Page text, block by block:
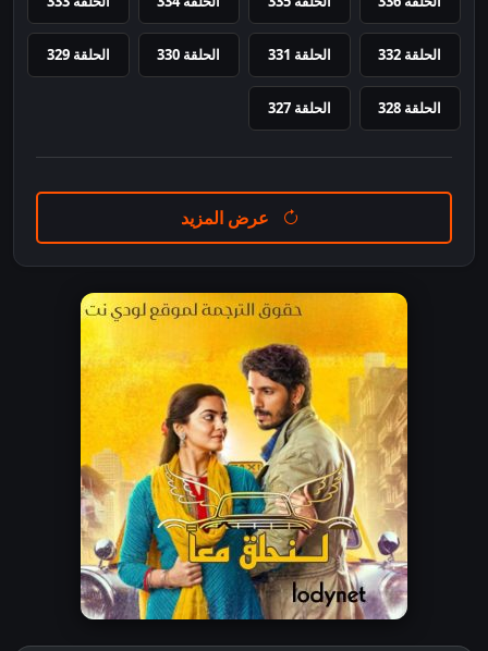
الحلقة 332 الحلقة 331 الحلقة 330 الحلقة 329
الحلقة 328 الحلقة 327
عرض المزيد